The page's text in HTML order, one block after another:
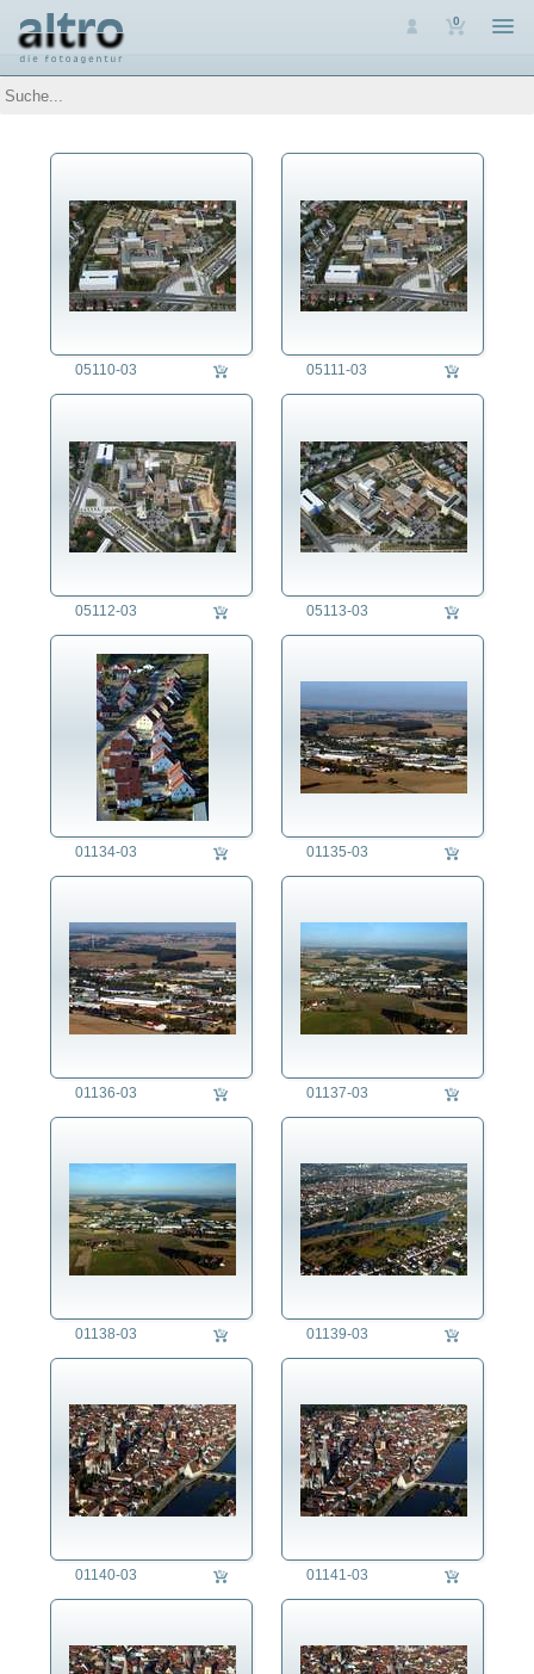
0
Auswahl
Oberbayern
Regensburg
Personen
Themen
auftragsproduktion
fotorecherche
die fotografen
für fotografen
agb
05110-03 05111-03
05112-03 05113-03
01134-03 01135-03
01136-03 01137-03
01138-03 01139-03
01140-03 01141-03